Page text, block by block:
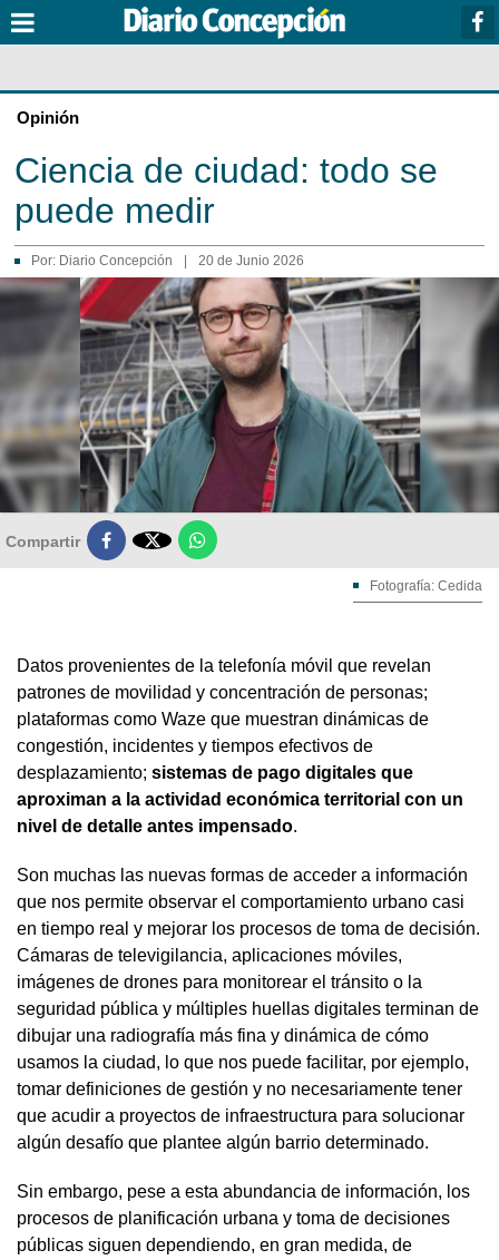
Opinión
Ciencia de ciudad: todo se
puede medir
Por: Diario Concepción 20 de Junio 2026
Compartir 
Fotografía: Cedida
Datos provenientes de la telefonía móvil que revelan
patrones de movilidad y concentración de personas;
plataformas como Waze que muestran dinámicas de
congestión, incidentes y tiempos efectivos de
desplazamiento; sistemas de pago digitales que
aproximan a la actividad económica territorial con un
nivel de detalle antes impensado.
Son muchas las nuevas formas de acceder a información
que nos permite observar el comportamiento urbano casi
en tiempo real y mejorar los procesos de toma de decisión.
Cámaras de televigilancia, aplicaciones móviles,
imágenes de drones para monitorear el tránsito o la
seguridad pública y múltiples huellas digitales terminan de
dibujar una radiografía más fina y dinámica de cómo
usamos la ciudad, lo que nos puede facilitar, por ejemplo,
tomar definiciones de gestión y no necesariamente tener
que acudir a proyectos de infraestructura para solucionar
algún desafío que plantee algún barrio determinado.
Sin embargo, pese a esta abundancia de información, los
procesos de planificación urbana y toma de decisiones
públicas siguen dependiendo, en gran medida, de